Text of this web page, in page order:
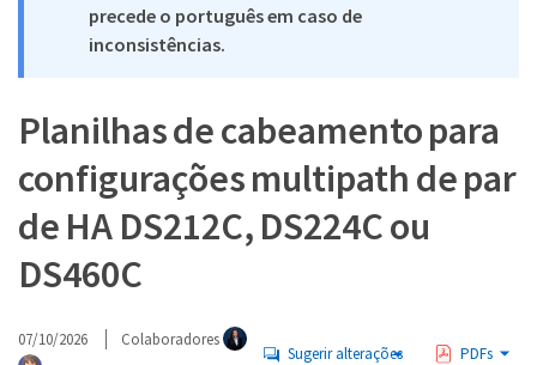
precede o português em caso de
inconsistências.
Planilhas de cabeamento para
configurações multipath de par
de HA DS212C, DS224C ou
DS460C
07/10/2026 Colaboradores
Sugerir alterações PDFs